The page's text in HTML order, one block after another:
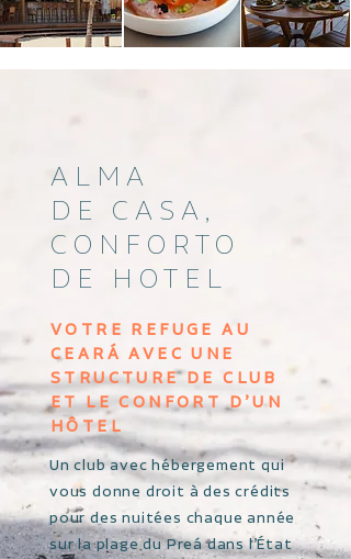
ALMA
DE CASA,
CONFORTO
DE HOTEL
VOTRE REFUGE AU
CEARÁ AVEC UNE
STRUCTURE DE CLUB
ET LE CONFORT D’UN
HÔTEL
Un club avec hébergement qui
vous donne droit à des crédits
pour des nuitées chaque année
sur la plage du Preá dans l’État